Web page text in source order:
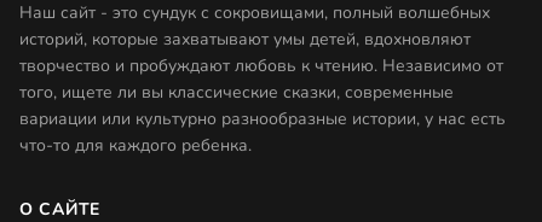
Наш сайт - это сундук с сокровищами, полный волшебных
историй, которые захватывают умы детей, вдохновляют
творчество и пробуждают любовь к чтению. Независимо от
того, ищете ли вы классические сказки, современные
вариации или культурно разнообразные истории, у нас есть
что-то для каждого ребенка.
О САЙТЕ